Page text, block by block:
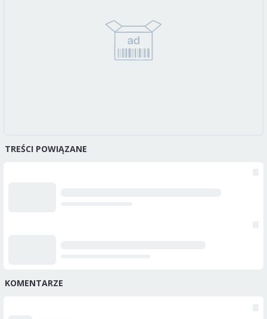
TREŚCI POWIĄZANE
KOMENTARZE